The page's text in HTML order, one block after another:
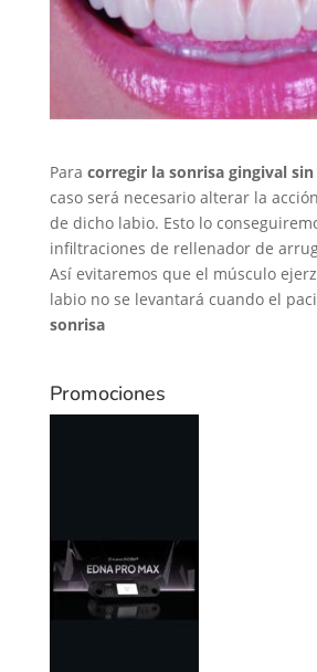
Para corregir la sonrisa gingival
caso será necesario alterar la
de dicho labio. Esto lo
infiltraciones de rellenador de
Así evitaremos que el músculo
labio no se levantará cuando el
sonrisa
Promociones